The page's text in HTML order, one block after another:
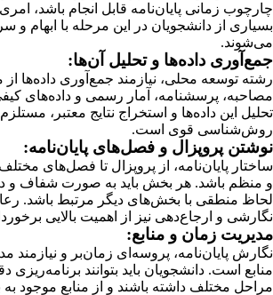
چارچوب زمانی پایان‌نامه قابل انجام باشد،
بسیاری از دانشجویان در این مرحله با ابهام و
می‌شوند.
جمع‌آوری داده‌ها و تحلیل آن‌ها:
رشته توسعه محلی، نیازمند جمع‌آوری داده‌ها از
مصاحبه، پرسشنامه، آمار رسمی و داده‌های
تحلیل این داده‌ها و استخراج نتایج معتبر،
روش‌شناسی قوی است.
نوشتن پروپزال و فصل‌های پایان‌نامه:
ساختار پایان‌نامه، از پروپزال تا فصل‌های
و منظم باشد. هر بخش باید به صورت شفاف و
لحاظ منطقی با بخش‌های دیگر مرتبط باشد.
نگارشی و ارجاع‌دهی نیز از اهمیت بالایی
مدیریت زمان و منابع:
نگارش پایان‌نامه، پروسه‌ای زمان‌بر و نیازمند
منابع است. دانشجویان باید بتوانند برنامه‌ریزی
مراحل مختلف داشته باشند و از منابع موجود به